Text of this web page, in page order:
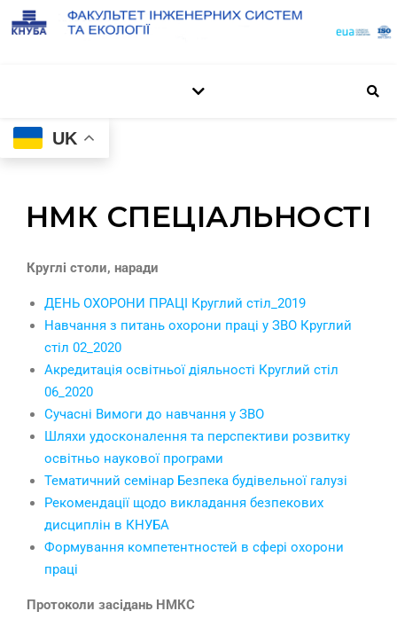
UK
НМК СПЕЦІАЛЬНОСТІ
Круглі столи, наради
ДЕНЬ ОХОРОНИ ПРАЦІ Круглий стіл_2019
Навчання з питань охорони праці у ЗВО Круглий
стіл 02_2020
Акредитація освітньої діяльності Круглий стіл
06_2020
Сучасні Вимоги до навчання у ЗВО
Шляхи удосконалення та перспективи розвитку
освітньо наукової програми
Тематичний семінар Безпека будівельної галузі
Рекомендації щодо викладання безпекових
дисциплін в КНУБА
Формування компетентностей в сфері охорони
праці
Протоколи засідань НМКС